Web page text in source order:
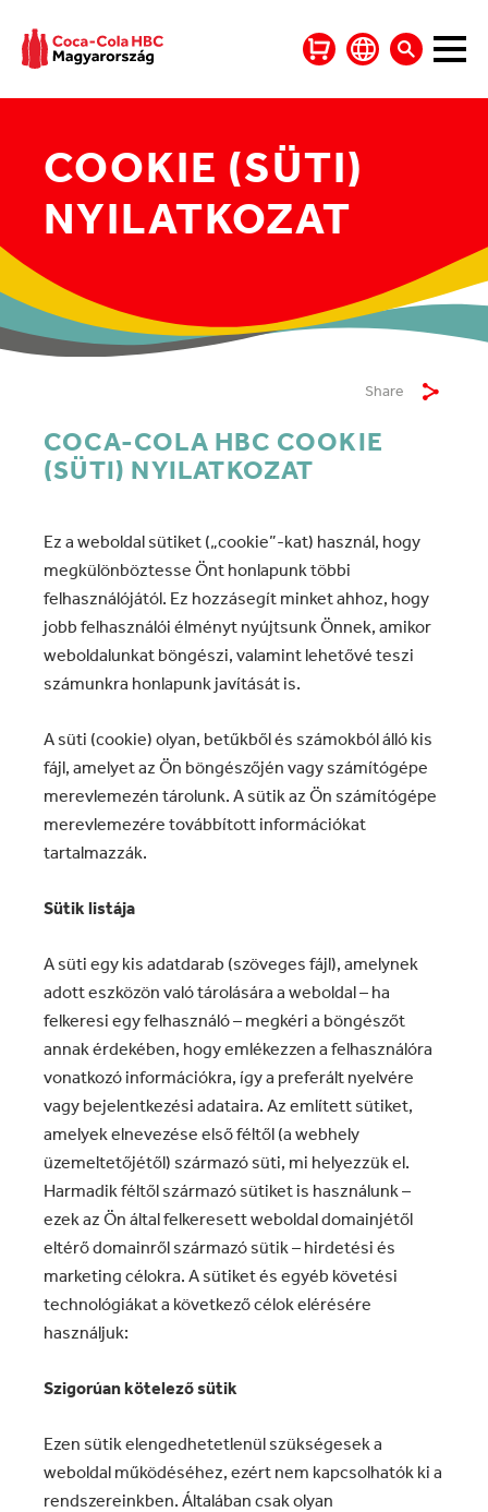
COOKIE (SÜTI)
NYILATKOZAT
Share
COCA-COLA HBC COOKIE
(SÜTI) NYILATKOZAT
Ez a weboldal sütiket („cookie”-kat) használ, hogy
megkülönböztesse Önt honlapunk többi
felhasználójától. Ez hozzásegít minket ahhoz, hogy
jobb felhasználói élményt nyújtsunk Önnek, amikor
weboldalunkat böngészi, valamint lehetővé teszi
számunkra honlapunk javítását is.
A süti (cookie) olyan, betűkből és számokból álló kis
fájl, amelyet az Ön böngészőjén vagy számítógépe
merevlemezén tárolunk. A sütik az Ön számítógépe
merevlemezére továbbított információkat
tartalmazzák.
Sütik listája
A süti egy kis adatdarab (szöveges fájl), amelynek
adott eszközön való tárolására a weboldal – ha
felkeresi egy felhasználó – megkéri a böngészőt
annak érdekében, hogy emlékezzen a felhasználóra
vonatkozó információkra, így a preferált nyelvére
vagy bejelentkezési adataira. Az említett sütiket,
amelyek elnevezése első féltől (a webhely
üzemeltetőjétől) származó süti, mi helyezzük el.
Harmadik féltől származó sütiket is használunk –
ezek az Ön által felkeresett weboldal domainjétől
eltérő domainről származó sütik – hirdetési és
marketing célokra. A sütiket és egyéb követési
technológiákat a következő célok elérésére
használjuk:
Szigorúan kötelező sütik
Ezen sütik elengedhetetlenül szükségesek a
weboldal működéséhez, ezért nem kapcsolhatók ki a
rendszereinkben. Általában csak olyan